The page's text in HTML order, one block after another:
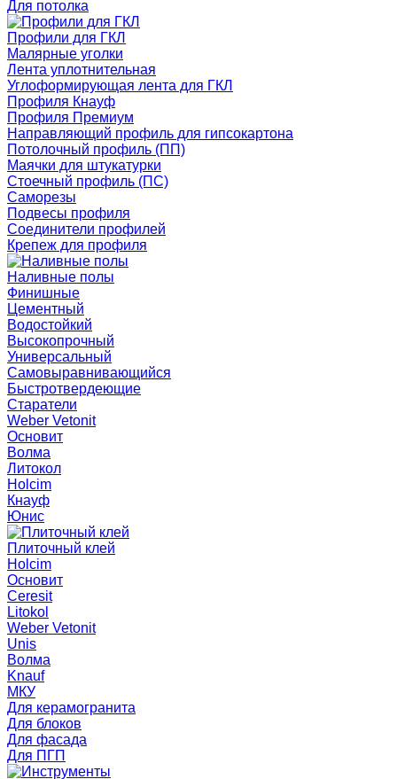
Для потолка
Профили для ГКЛ
Малярные уголки
Лента уплотнительная
Углоформирующая лента для ГКЛ
Профиля Кнауф
Профиля Премиум
Направляющий профиль для гипсокартона
Потолочный профиль (ПП)
Маячки для штукатурки
Стоечный профиль (ПС)
Саморезы
Подвесы профиля
Соединители профилей
Крепеж для профиля
Наливные полы
Финишные
Цементный
Водостойкий
Высокопрочный
Универсальный
Самовыравнивающийся
Быстротвердеющие
Старатели
Weber Vetonit
Основит
Волма
Литокол
Holcim
Кнауф
Юнис
Плиточный клей
Holcim
Основит
Ceresit
Litokol
Weber Vetonit
Unis
Волма
Knauf
МКУ
Для керамогранита
Для блоков
Для фасада
Для ПГП